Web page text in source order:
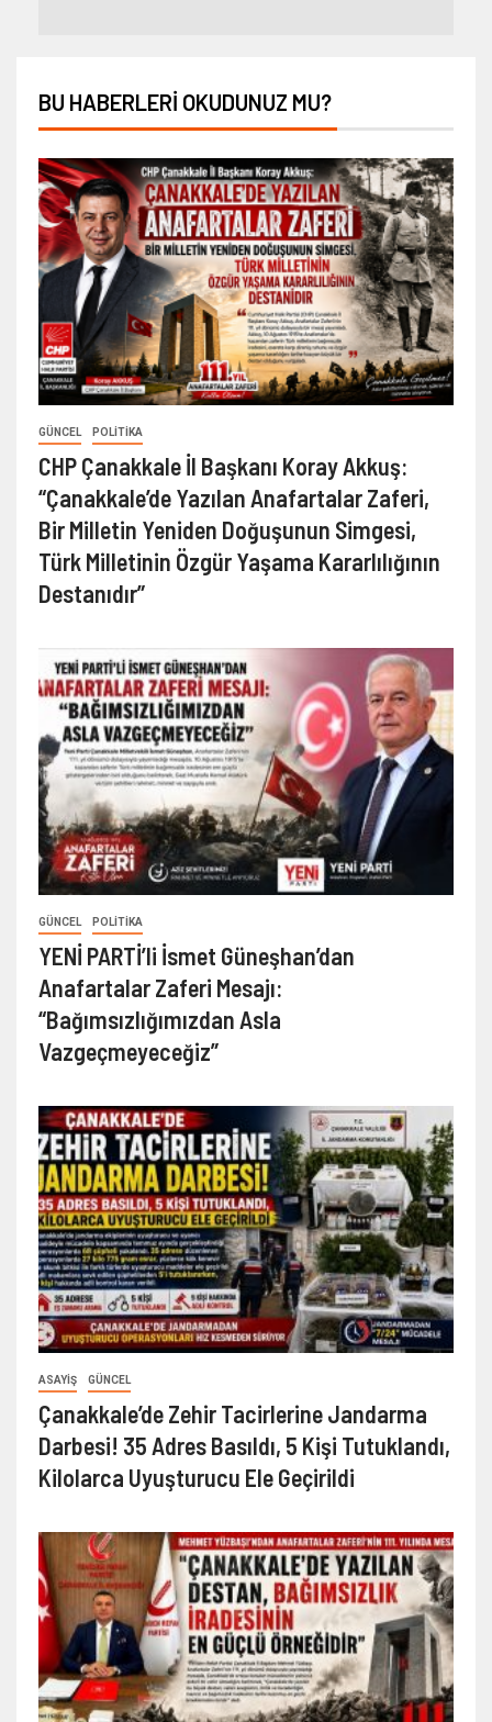
BU HABERLERI OKUDUNUZ MU?
GÜNCEL POLİTİKA
CHP Çanakkale İl Başkanı Koray Akkuş:
“Çanakkale’de Yazılan Anafartalar Zaferi,
Bir Milletin Yeniden Doğuşunun Simgesi,
Türk Milletinin Özgür Yaşama Kararlılığının
Destanıdır”
GÜNCEL POLİTİKA
YENİ PARTİ’li İsmet Güneşhan’dan
Anafartalar Zaferi Mesajı:
“Bağımsızlığımızdan Asla
Vazgeçmeyeceğiz”
ASAYİŞ GÜNCEL
Çanakkale’de Zehir Tacirlerine Jandarma
Darbesi! 35 Adres Basıldı, 5 Kişi Tutuklandı,
Kilolarca Uyuşturucu Ele Geçirildi